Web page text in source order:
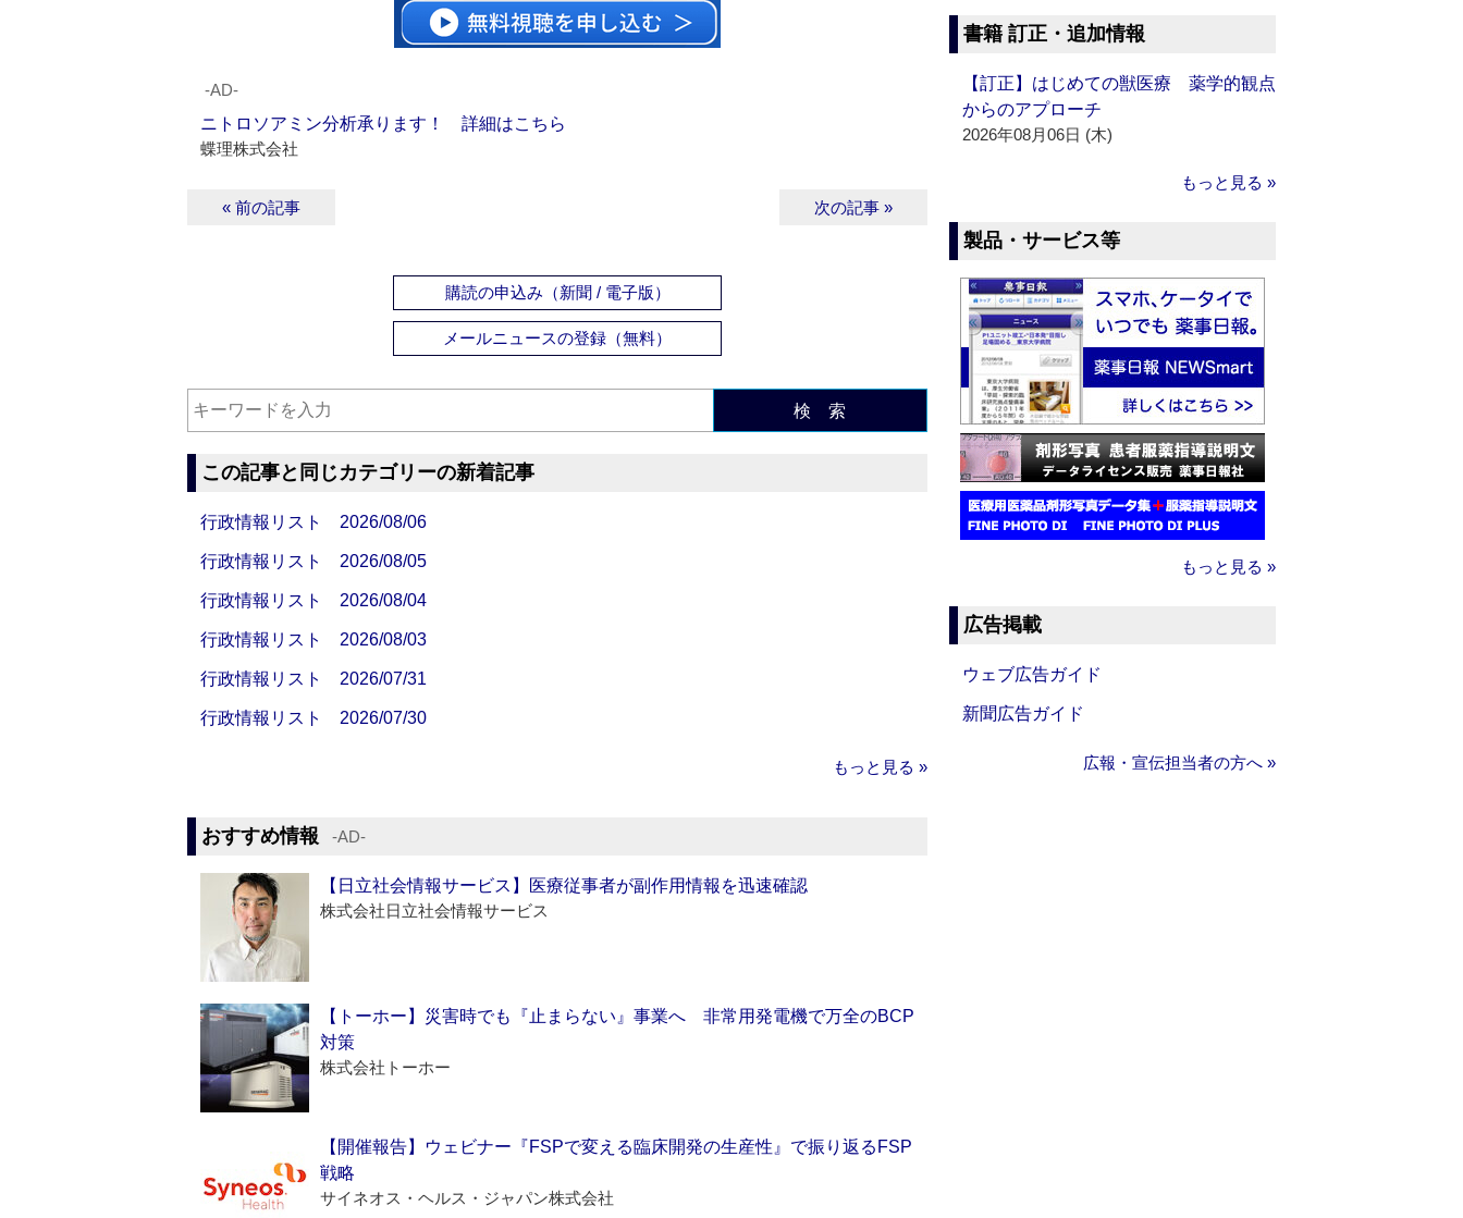
‐AD‐
ニトロソアミン分析承ります！ 詳細はこちら
蝶理株式会社
« 前の記事 次の記事 »
購読の申込み（新聞 / 電子版）
メールニュースの登録（無料）
検 索
この記事と同じカテゴリーの新着記事
行政情報リスト 2026/08/06
行政情報リスト 2026/08/05
行政情報リスト 2026/08/04
行政情報リスト 2026/08/03
行政情報リスト 2026/07/31
行政情報リスト 2026/07/30
もっと見る »
おすすめ情報 ‐AD‐
【日立社会情報サービス】医療従事者が副作用情報を迅速確認
株式会社日立社会情報サービス
【トーホー】災害時でも『止まらない』事業へ 非常用発電機で万全のBCP
対策
株式会社トーホー
【開催報告】ウェビナー『FSPで変える臨床開発の生産性』で振り返るFSP
戦略
サイネオス・ヘルス・ジャパン株式会社
書籍 訂正・追加情報
【訂正】はじめての獣医療 薬学的観点
からのアプローチ
2026年08月06日 (木)
もっと見る »
製品・サービス等
もっと見る »
広告掲載
ウェブ広告ガイド
新聞広告ガイド
広報・宣伝担当者の方へ »